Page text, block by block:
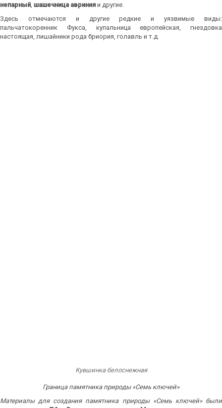
непарный шашечница авриния и другие.
Здесь отмечаются и другие редкие и уязвимые виды:
пальчатокоренник Фукса, купальница европейская, гнездовка
настоящая, лишайники рода бриория, голавль и т.д.
Кувшинка белоснежная
Граница памятника природы «Семь ключей»
Материалы для создания памятника природы «Семь ключей» были